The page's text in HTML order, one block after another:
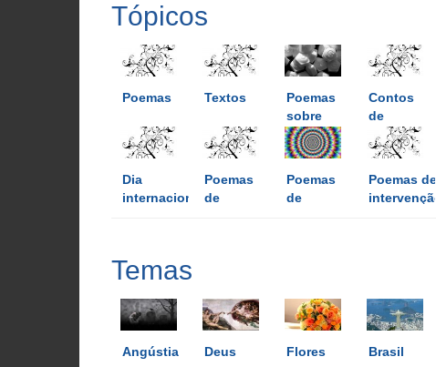
Tópicos
Poemas Textos
Poemas
sobre
droga
Contos
de
romance
Dia
internacional
Poemas
de
Poemas
de
Poemas de
intervenção
Temas
Angústia Deus Flores Brasil